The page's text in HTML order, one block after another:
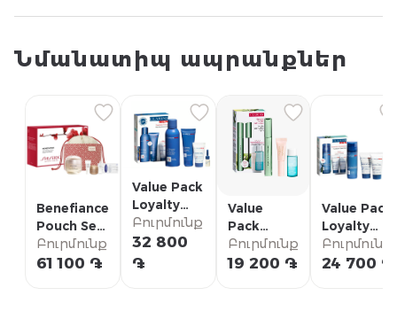
Նմանատիպ ապրանքներ
Benefiance
Pouch Set
Shiseido
Բուրմունք
61 100 ֏
Value Pack
Loyalty
Clarinsmen
Barber
Clarins
Բուրմունք
32 800
֏
Value
Pack
Loyalty
Supralift &
Բուրմունք
19 200 ֏
Value Pack
Loyalty
Clarinsmen
Balm
Բուրմունք
24 700 ֏